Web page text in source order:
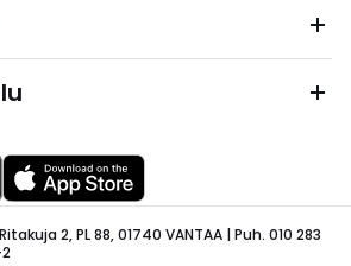
2, PL 88, 01740 VANTAA | Puh. 010 283